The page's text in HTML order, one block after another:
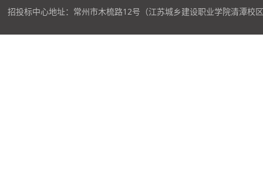
招投标中心地址：常州市木梳路12号（江苏城乡建设职业学院清潭校